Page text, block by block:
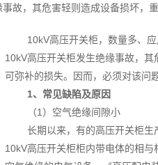
故，其危害轻则造成设备损坏，
10kV高压开关柜，数量多、
10kV高压开关柜发生绝缘事故，
可弥补的损失。因而，必须对该问
1、常见缺陷及原因
（1）空气绝缘间隙小
长期以来，有的高压开关柜
10kV高压开关柜柜内带电体的相